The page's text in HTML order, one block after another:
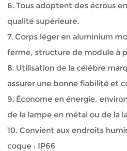
6. Tous adoptent des écrous
qualité supérieure.
7. Corps léger en aluminium
ferme, structure de module à
8. Utilisation de la célèbre
assurer une bonne fiabilité et
9. Économe en énergie,
de la lampe en métal ou de la
10. Convient aux endroits
coque : IP66